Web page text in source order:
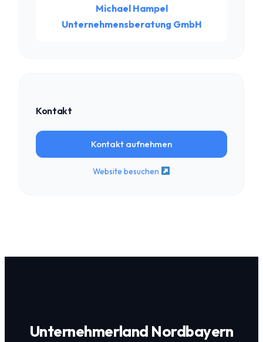
Michael Hampel
Unternehmensberatung GmbH
Kontakt
Kontakt aufnehmen
Website besuchen
Unternehmerland Nordbayern